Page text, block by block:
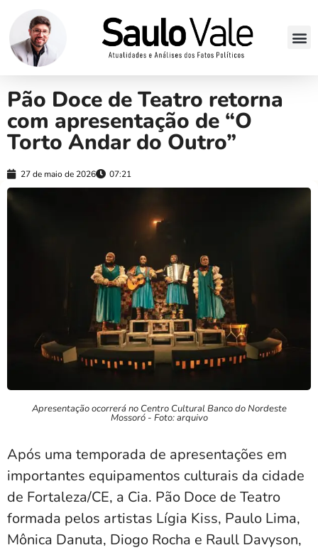
Pão Doce de Teatro retorna
com apresentação de “O
Torto Andar do Outro”
27 de maio de 2026 07:21
Apresentação ocorrerá no Centro Cultural Banco do Nordeste
Mossoró - Foto: arquivo
Após uma temporada de apresentações em
importantes equipamentos culturais da cidade
de Fortaleza/CE, a Cia. Pão Doce de Teatro
formada pelos artistas Lígia Kiss, Paulo Lima,
Mônica Danuta, Diogo Rocha e Raull Davyson,